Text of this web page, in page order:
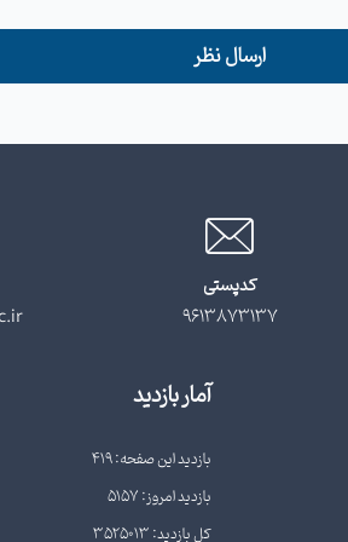
ارسال نظر
کدپستی
9613873137
آمار بازدید
بازدید این صفحه: 419
بازدید امروز: 5157
کل بازدید: 3525013